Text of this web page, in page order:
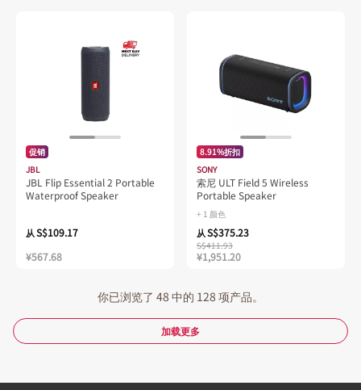
促销
JBL
JBL Flip Essential 2 Portable
Waterproof Speaker
从S$109.17
¥567.68
8.91%折扣
SONY
索尼 ULT Field 5 Wireless
Portable Speaker
+ 1 颜色
从S$375.23
S$411.93
¥1,951.20
你已浏览了 48 中的 128 项产品。
加载更多